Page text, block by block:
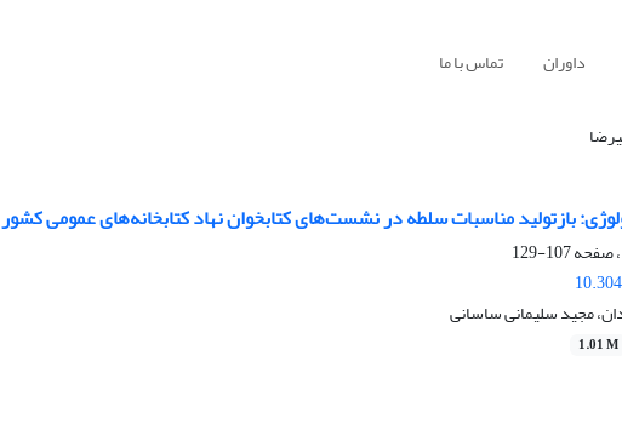
داوران تماس با ما
بازتولید مناسبات سلطه در نشست‌های کتابخوان نهاد کتابخانه‌های عمومی کشور
107-129
مجید سلیمانی ساسانی
1.01 M